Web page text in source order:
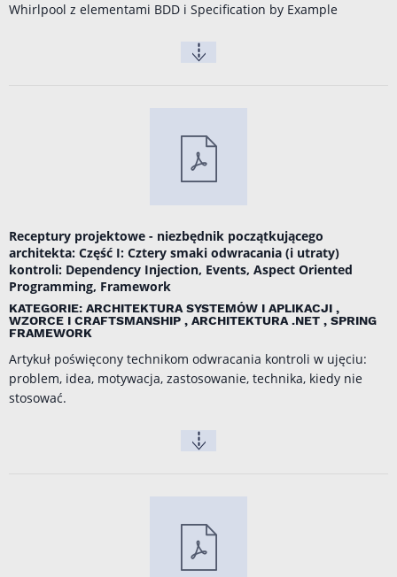
Whirlpool z elementami BDD i Specification by Example
Receptury projektowe - niezbędnik początkującego
architekta: Część I: Cztery smaki odwracania (i utraty)
kontroli: Dependency Injection, Events, Aspect Oriented
Programming, Framework
KATEGORIE: ARCHITEKTURA SYSTEMÓW I APLIKACJI ,
WZORCE I CRAFTSMANSHIP , ARCHITEKTURA .NET , SPRING
FRAMEWORK
Artykuł poświęcony technikom odwracania kontroli w ujęciu:
problem, idea, motywacja, zastosowanie, technika, kiedy nie
stosować.